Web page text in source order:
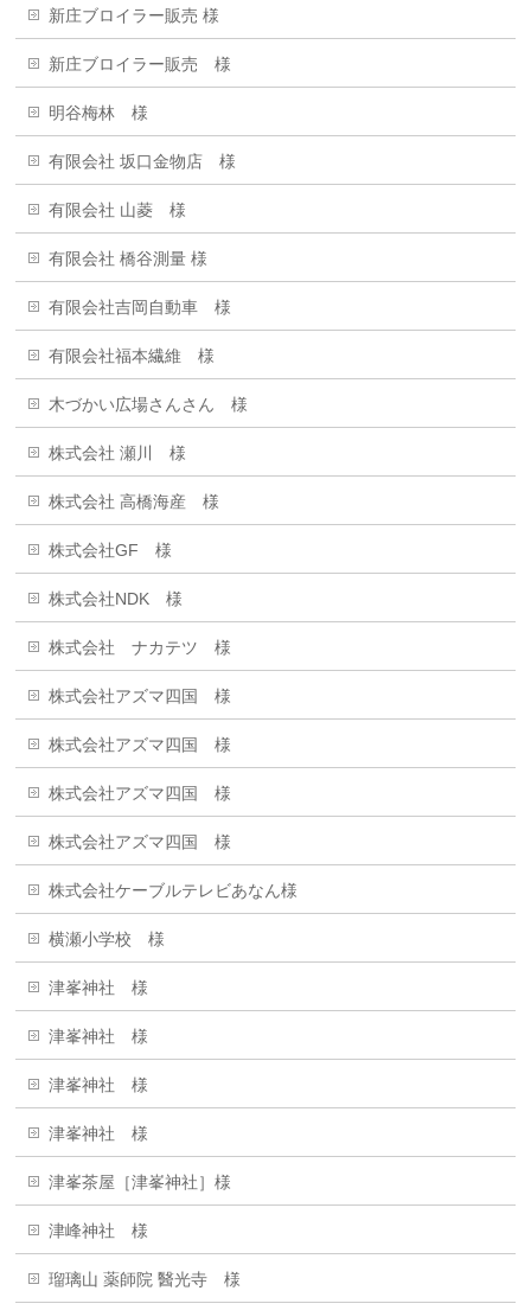
新庄ブロイラー販売 様
新庄ブロイラー販売 様
明谷梅林 様
有限会社 坂口金物店 様
有限会社 山菱 様
有限会社 橋谷測量 様
有限会社吉岡自動車 様
有限会社福本繊維 様
木づかい広場さんさん 様
株式会社 瀬川 様
株式会社 高橋海産 様
株式会社GF 様
株式会社NDK 様
株式会社 ナカテツ 様
株式会社アズマ四国 様
株式会社アズマ四国 様
株式会社アズマ四国 様
株式会社アズマ四国 様
株式会社ケーブルテレビあなん様
横瀬小学校 様
津峯神社 様
津峯神社 様
津峯神社 様
津峯神社 様
津峯茶屋［津峯神社］様
津峰神社 様
瑠璃山 薬師院 醫光寺 様